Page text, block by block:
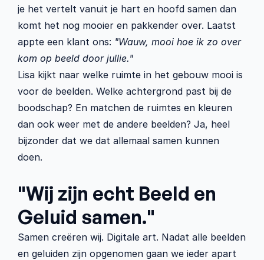
je het vertelt vanuit je hart en hoofd samen dan
komt het nog mooier en pakkender over. Laatst
appte een klant ons: "Wauw, mooi hoe ik zo over
kom op beeld door jullie."
Lisa kijkt naar welke ruimte in het gebouw mooi is
voor de beelden. Welke achtergrond past bij de
boodschap? En matchen de ruimtes en kleuren
dan ook weer met de andere beelden? Ja, heel
bijzonder dat we dat allemaal samen kunnen
doen.
"Wij zijn echt Beeld en
Geluid samen."
Samen creëren wij. Digitale art. Nadat alle beelden
en geluiden zijn opgenomen gaan we ieder apart